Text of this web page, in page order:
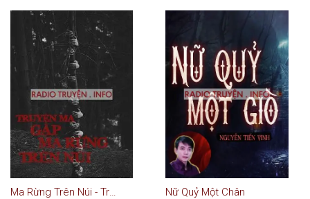
Ma Rừng Trên Núi - Truyện Ma Nữ Quỷ Một Chân